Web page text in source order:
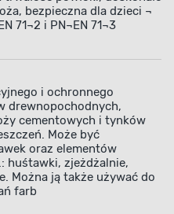
bezpieczna dla dzieci ¬
71¬2 i PN¬EN 71¬3
i ochronnego
drewnopochodnych,
cementowych i tynków
Może być
oraz elementów
huśtawki, zjeżdżalnie,
Można ją także używać do
farb